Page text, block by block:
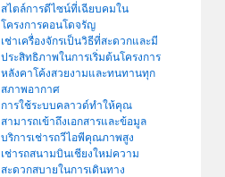
สไตล์การดีไซน์ที่เฉียบคมใน
โครงการคอนโดจรัญ
เช่าเครื่องจักรเป็นวิธีที่สะดวกและมี
ประสิทธิภาพในการเริ่มต้นโครงการ
หลังคาโค้งสวยงามและทนทานทุก
สภาพอากาศ
การใช้ระบบคลาวด์ทำให้คุณ
สามารถเข้าถึงเอกสารและข้อมูล
บริการเช่ารถวีไอพีคุณภาพสูง
เช่ารถสนามบินเชียงใหม่ความ
สะดวกสบายในการเดินทาง